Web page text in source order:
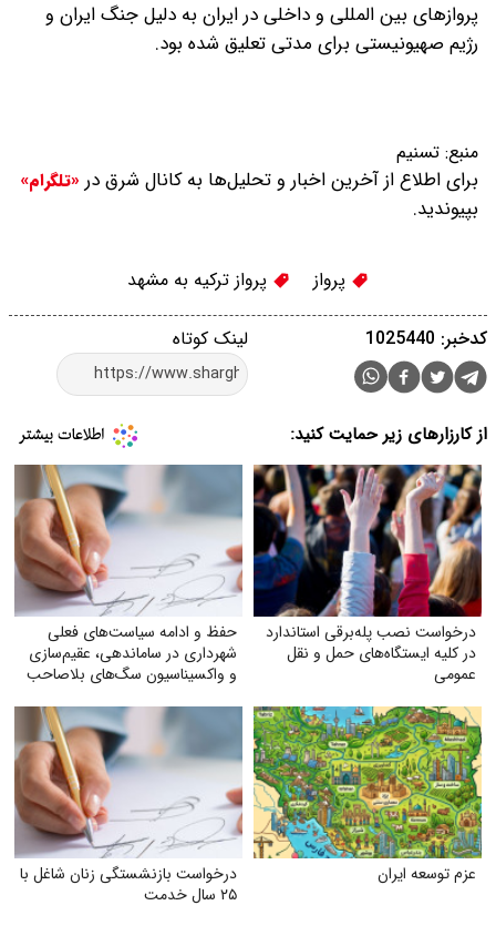
پروازهای بین المللی و داخلی در ایران به دلیل جنگ ایران و
رژیم صهیونیستی برای مدتی تعلیق شده بود.
منبع: تسنیم
برای اطلاع از آخرین اخبار و تحلیل‌ها به کانال شرق در «تلگرام»
بپیوندید.
پرواز پرواز ترکیه به مشهد
لینک کوتاه کدخبر: 1025440
از کارزارهای زیر حمایت کنید:
درخواست نصب پله‌برقی استاندارد
در کلیه ایستگاه‌های حمل‌ و نقل
عمومی
حفظ و ادامه سیاست‌های فعلی
شهرداری در ساماندهی، عقیم‌سازی
و واکسیناسیون سگ‌های بلاصاحب
عزم توسعه ایران
درخواست بازنشستگی زنان شاغل با
۲۵ سال خدمت